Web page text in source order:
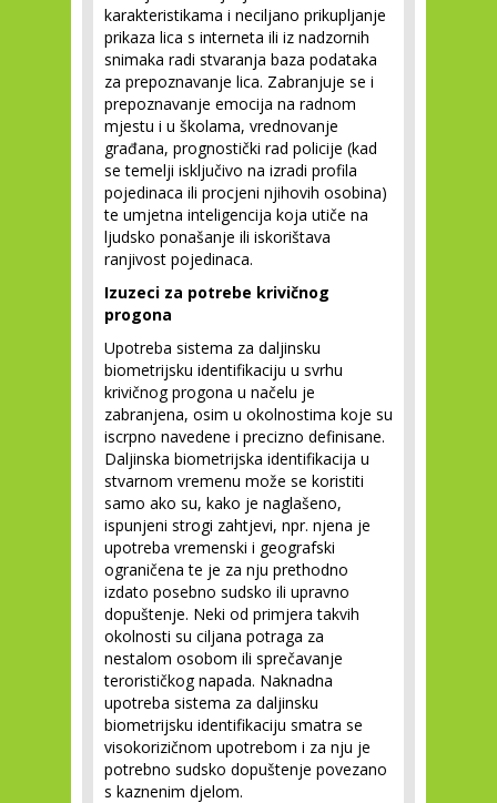
karakteristikama i neciljano prikupljanje
prikaza lica s interneta ili iz nadzornih
snimaka radi stvaranja baza podataka
za prepoznavanje lica. Zabranjuje se i
prepoznavanje emocija na radnom
mjestu i u školama, vrednovanje
građana, prognostički rad policije (kad
se temelji isključivo na izradi profila
pojedinaca ili procjeni njihovih osobina)
te umjetna inteligencija koja utiče na
ljudsko ponašanje ili iskorištava
ranjivost pojedinaca.
Izuzeci za potrebe krivičnog
progona
Upotreba sistema za daljinsku
biometrijsku identifikaciju u svrhu
krivičnog progona u načelu je
zabranjena, osim u okolnostima koje su
iscrpno navedene i precizno definisane.
Daljinska biometrijska identifikacija u
stvarnom vremenu može se koristiti
samo ako su, kako je naglašeno,
ispunjeni strogi zahtjevi, npr. njena je
upotreba vremenski i geografski
ograničena te je za nju prethodno
izdato posebno sudsko ili upravno
dopuštenje. Neki od primjera takvih
okolnosti su ciljana potraga za
nestalom osobom ili sprečavanje
terorističkog napada. Naknadna
upotreba sistema za daljinsku
biometrijsku identifikaciju smatra se
visokorizičnom upotrebom i za nju je
potrebno sudsko dopuštenje povezano
s kaznenim djelom.